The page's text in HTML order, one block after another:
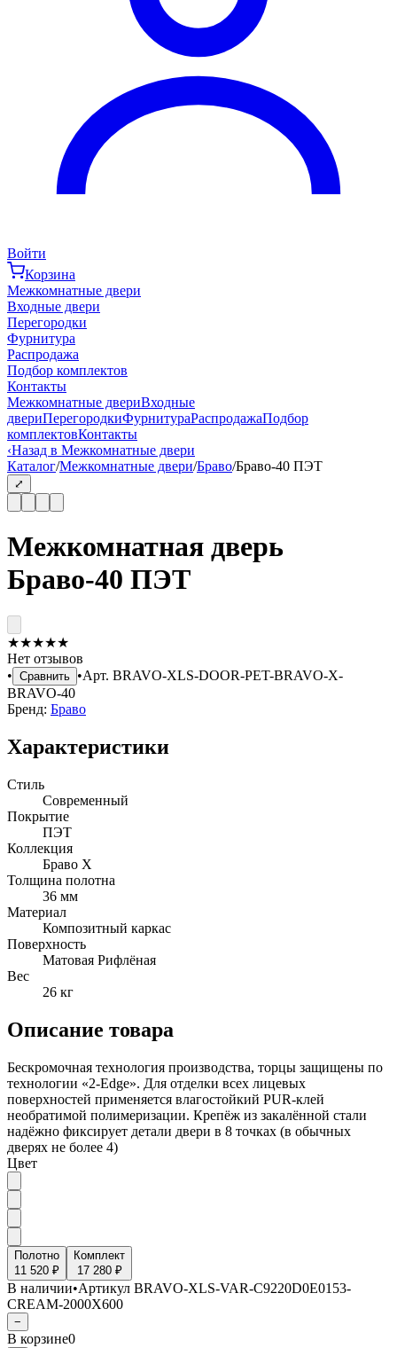
Войти
Корзина
Межкомнатные двери
Входные двери
Перегородки
Фурнитура
Распродажа
Подбор комплектов
Контакты
Межкомнатные двериВходные
двериПерегородкиФурнитураРаспродажаПодбор
комплектовКонтакты
‹Назад в Межкомнатные двери
Каталог/Межкомнатные двери/Браво/Браво-40 ПЭТ
⤢
Межкомнатная дверь
Браво-40 ПЭТ
★★★★★
Нет отзывов
• Сравнить •Арт. BRAVO-XLS-DOOR-PET-BRAVO-X-
BRAVO-40
Бренд: Браво
Характеристики
Стиль
Современный
Покрытие
ПЭТ
Коллекция
Браво X
Толщина полотна
36 мм
Материал
Композитный каркас
Поверхность
Матовая Рифлёная
Вес
26 кг
Описание товара
Бескромочная технология производства, торцы защищены по
технологии «2-Edge». Для отделки всех лицевых
поверхностей применяется влагостойкий PUR-клей
необратимой полимеризации. Крепёж из закалённой стали
надёжно фиксирует детали двери в 8 точках (в обычных
дверях не более 4)
Цвет
Полотно
11 520 ₽
Комплект
17 280 ₽
В наличии•Артикул BRAVO-XLS-VAR-C9220D0E0153-
CREAM-2000X600
−
В корзине0